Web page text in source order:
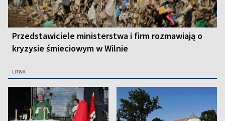
Przedstawiciele ministerstwa i firm rozmawiają o
kryzysie śmieciowym w Wilnie
LITWA